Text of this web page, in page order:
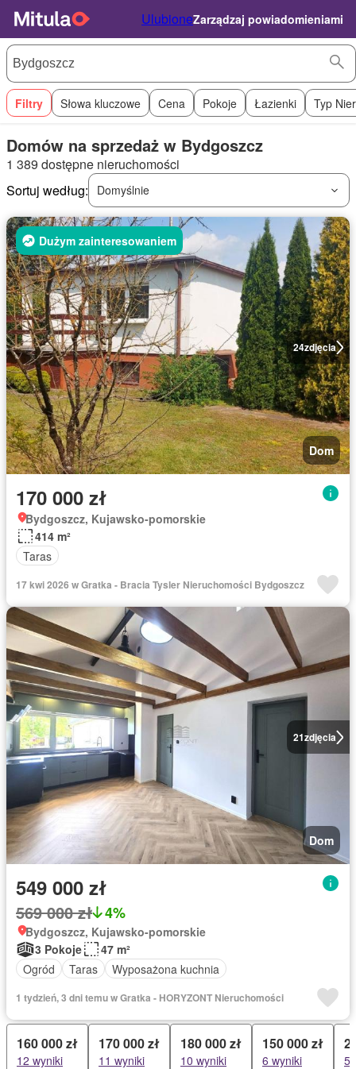
UlubioneZarządzaj powiadomieniami
Filtry Słowa kluczowe Cena Pokoje Łazienki Typ
Domów na sprzedaż w Bydgoszcz
1 389 dostępne nieruchomości
Sortuj według:
Domyślnie
24zdjęcia
Dużym zainteresowaniem
Dom
170 000 zł
Bydgoszcz, Kujawsko-pomorskie
414 m²
Taras
17 kwi 2026 w Gratka - Bracia Tysler Nieruchomości Bydgoszcz
21zdjęcia
Dom
549 000 zł
569 000 zł 4%
Bydgoszcz, Kujawsko-pomorskie
3 Pokoje
47 m²
Ogród
Taras Wyposażona kuchnia
1 tydzień, 3 dni temu w Gratka - HORYZONT Nieruchomości
160 000 zł
12 wyniki
170 000 zł
11 wyniki
180 000 zł
10 wyniki
150 000 zł
6 wyniki 5